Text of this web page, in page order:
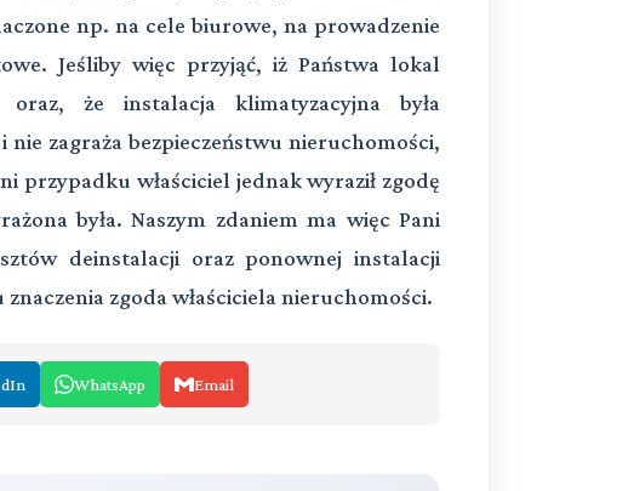
np. na cele biurowe, na prowadzenie
Jeśliby więc przyjąć, iż Państwa lokal
że instalacja klimatyzacyjna była
zagraża bezpieczeństwu nieruchomości,
przypadku właściciel jednak wyraził zgodę
była. Naszym zdaniem ma więc Pani
deinstalacji oraz ponownej instalacji
zgoda właściciela nieruchomości.
WhatsApp Email